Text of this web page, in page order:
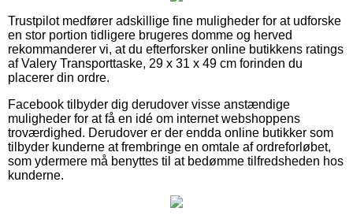
Trustpilot medfører adskillige fine muligheder for at udforske
en stor portion tidligere brugeres domme og herved
rekommanderer vi, at du efterforsker online butikkens ratings
af Valery Transporttaske, 29 x 31 x 49 cm forinden du
placerer din ordre.
Facebook tilbyder dig derudover visse anstændige
muligheder for at få en idé om internet webshoppens
troværdighed. Derudover er der endda online butikker som
tilbyder kunderne at frembringe en omtale af ordreforløbet,
som ydermere må benyttes til at bedømme tilfredsheden hos
kunderne.